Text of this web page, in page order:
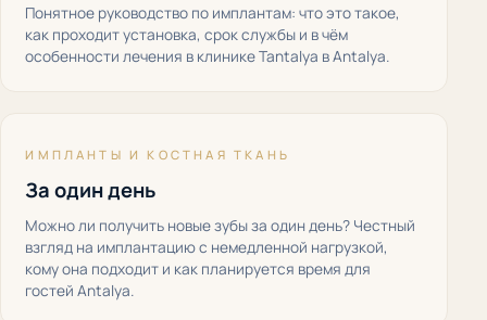
Понятное руководство по имплантам: что это такое,
как проходит установка, срок службы и в чём
особенности лечения в клинике Tantalya в Antalya.
ИМПЛАНТЫ И КОСТНАЯ ТКАНЬ
За один день
Можно ли получить новые зубы за один день? Честный
взгляд на имплантацию с немедленной нагрузкой,
кому она подходит и как планируется время для
гостей Antalya.